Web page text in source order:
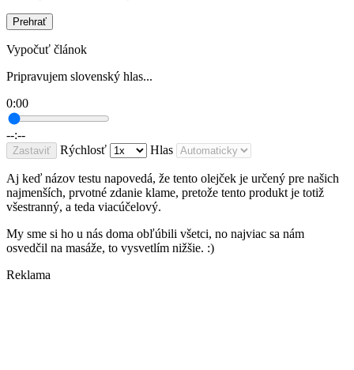
Prehrať
Vypočuť článok
Pripravujem slovenský hlas...
0:00
--:--
Zastaviť Rýchlosť Hlas
Aj keď názov testu napovedá, že tento olejček je určený pre našich
najmenších, prvotné zdanie klame, pretože tento produkt je totiž
všestranný, a teda viacúčelový.
My sme si ho u nás doma obľúbili všetci, no najviac sa nám
osvedčil na masáže, to vysvetlím nižšie. :)
Reklama